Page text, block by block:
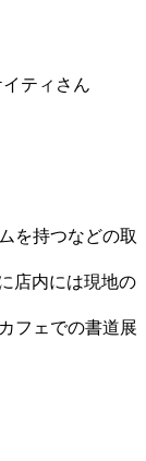
イティさん
を持つなどの取
店内には現地の
フェでの書道展